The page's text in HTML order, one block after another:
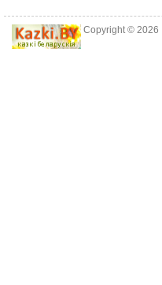
Copyright © 2026